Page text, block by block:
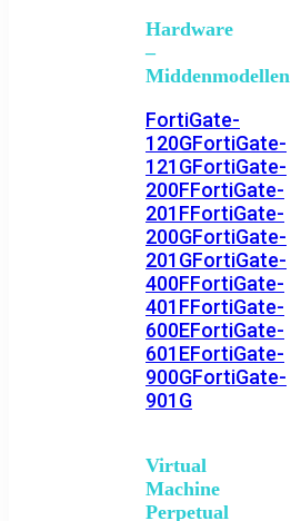
Hardware
–
Middenmodellen
FortiGate-
120GFortiGate-
121GFortiGate-
200FFortiGate-
201FFortiGate-
200GFortiGate-
201GFortiGate-
400FFortiGate-
401FFortiGate-
600EFortiGate-
601EFortiGate-
900GFortiGate-
901G
Virtual
Machine
Perpetual